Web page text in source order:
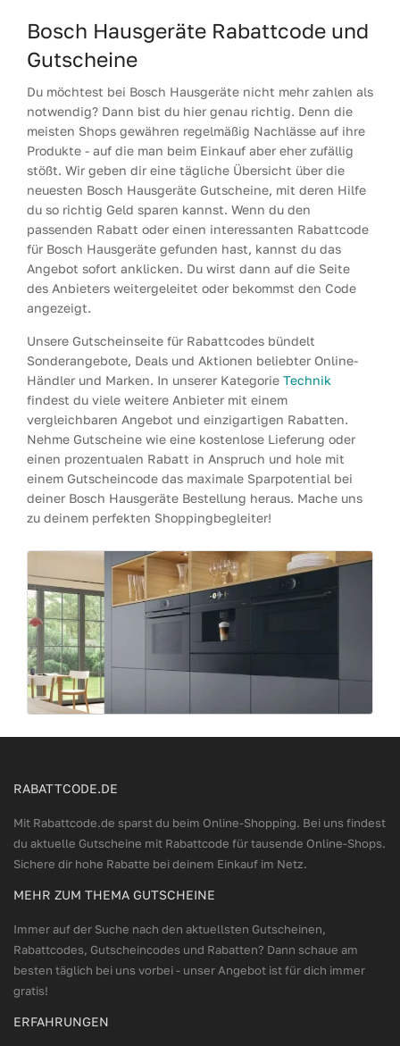
Bosch Hausgeräte Rabattcode und
Gutscheine
Du möchtest bei Bosch Hausgeräte nicht mehr zahlen als
notwendig? Dann bist du hier genau richtig. Denn die
meisten Shops gewähren regelmäßig Nachlässe auf ihre
Produkte - auf die man beim Einkauf aber eher zufällig
stößt. Wir geben dir eine tägliche Übersicht über die
neuesten Bosch Hausgeräte Gutscheine, mit deren Hilfe
du so richtig Geld sparen kannst. Wenn du den
passenden Rabatt oder einen interessanten Rabattcode
für Bosch Hausgeräte gefunden hast, kannst du das
Angebot sofort anklicken. Du wirst dann auf die Seite
des Anbieters weitergeleitet oder bekommst den Code
angezeigt.
Unsere Gutscheinseite für Rabattcodes bündelt
Sonderangebote, Deals und Aktionen beliebter Online-
Händler und Marken. In unserer Kategorie Technik
findest du viele weitere Anbieter mit einem
vergleichbaren Angebot und einzigartigen Rabatten.
Nehme Gutscheine wie eine kostenlose Lieferung oder
einen prozentualen Rabatt in Anspruch und hole mit
einem Gutscheincode das maximale Sparpotential bei
deiner Bosch Hausgeräte Bestellung heraus. Mache uns
zu deinem perfekten Shoppingbegleiter!
RABATTCODE.DE
Mit Rabattcode.de sparst du beim Online-Shopping. Bei uns findest
du aktuelle Gutscheine mit Rabattcode für tausende Online-Shops.
Sichere dir hohe Rabatte bei deinem Einkauf im Netz.
MEHR ZUM THEMA GUTSCHEINE
Immer auf der Suche nach den aktuellsten Gutscheinen,
Rabattcodes, Gutscheincodes und Rabatten? Dann schaue am
besten täglich bei uns vorbei - unser Angebot ist für dich immer
gratis!
ERFAHRUNGEN